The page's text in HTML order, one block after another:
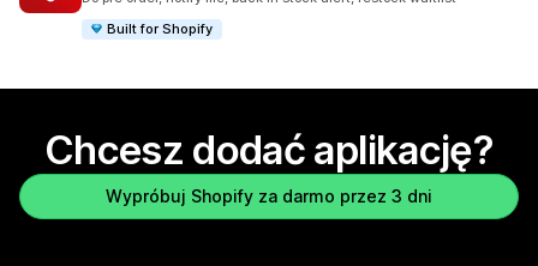
Built for Shopify
Chcesz dodać aplikację?
Wypróbuj Shopify za darmo przez 3 dni